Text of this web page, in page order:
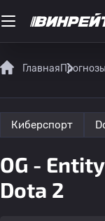
ГлавнаяПрогнозы
Киберспорт
OG -
Dota 2